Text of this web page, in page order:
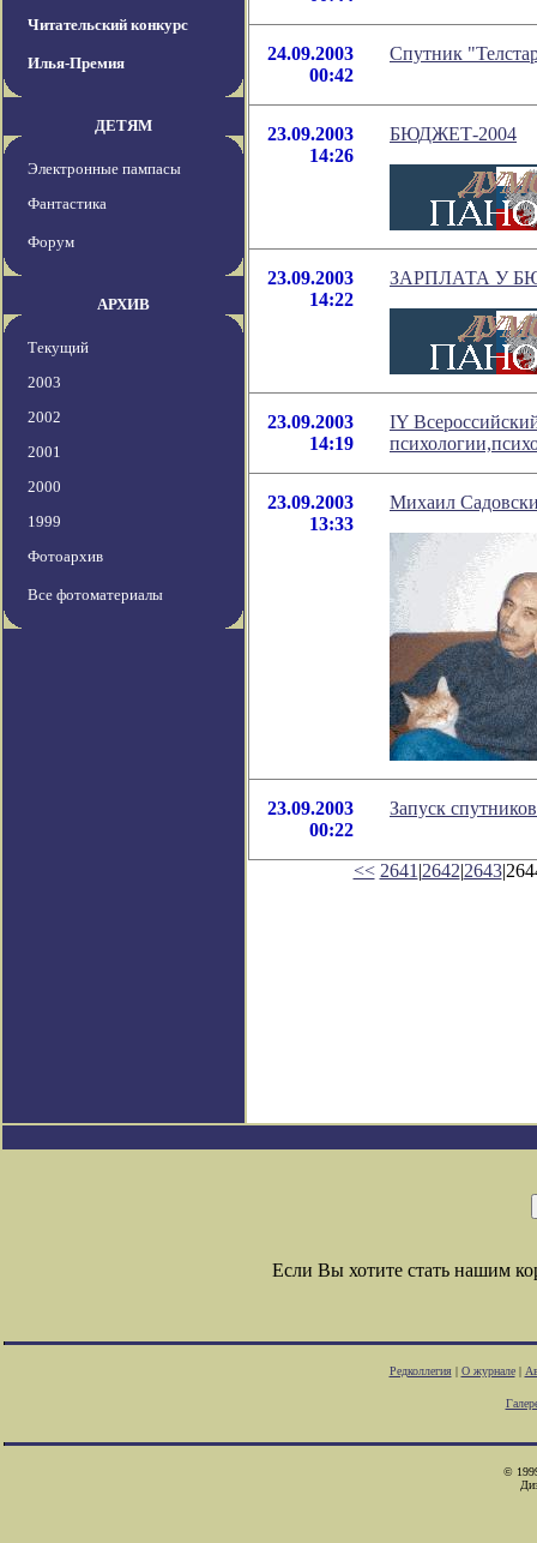
Читательский конкурс
Илья-Премия
ДЕТЯМ
Электронные пампасы
Фантастика
Форум
АРХИВ
Текущий
2003
2002
2001
2000
1999
Фотоархив
Все фотоматериалы
24.09.2003
00:42
Спутник
23.09.2003
14:26
БЮДЖЕТ-2004
23.09.2003
14:22
ЗАРПЛАТА У
23.09.2003
14:19
IY
23.09.2003
13:33
Михаил
23.09.2003
00:22
Запуск
<< 2641 |2642|2643
Если Вы хотите стать нашим
Редколлегия| О журнале|
©